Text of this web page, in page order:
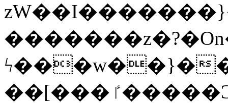
ϟ���w��}�
��[���ٵ�����Ͻ���������x�ս��Apq�����޻�V����O�cp����ٝy{����:�k�ןNݯOOCyx6���&���?